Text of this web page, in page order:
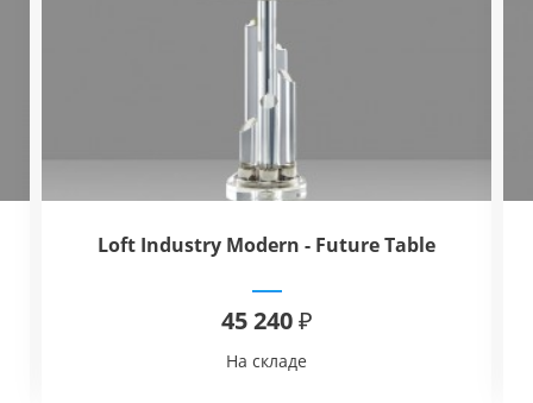
Loft Industry Modern - Future Table
45 240 ₽
На складе